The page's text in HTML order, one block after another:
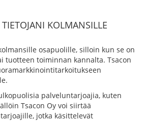
KOLMANSILLE
osapuolille, silloin kun se on
tuotteen toiminnan kannalta. Tsacon
palveluntarjoajia, kuten
Tsacon Oy voi siirtää
jotka käsittelevät